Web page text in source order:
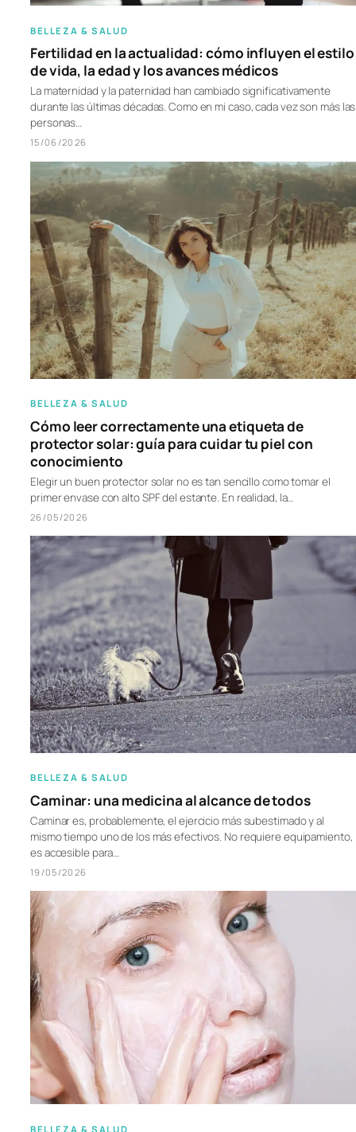
BELLEZA & SALUD
Fertilidad en la actualidad: cómo influyen el estilo
de vida, la edad y los avances médicos
La maternidad y la paternidad han cambiado significativamente
durante las últimas décadas. Como en mi caso, cada vez son más las
personas…
15/06/2026
BELLEZA & SALUD
Cómo leer correctamente una etiqueta de
protector solar: guía para cuidar tu piel con
conocimiento
Elegir un buen protector solar no es tan sencillo como tomar el
primer envase con alto SPF del estante. En realidad, la…
26/05/2026
BELLEZA & SALUD
Caminar: una medicina al alcance de todos
Caminar es, probablemente, el ejercicio más subestimado y al
mismo tiempo uno de los más efectivos. No requiere equipamiento,
es accesible para…
19/05/2026
BELLEZA & SALUD